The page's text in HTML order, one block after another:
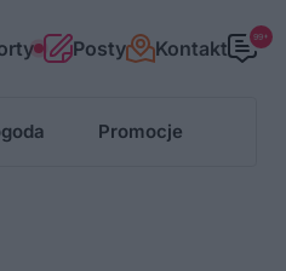
Posty Kontakt 99+
Promocje